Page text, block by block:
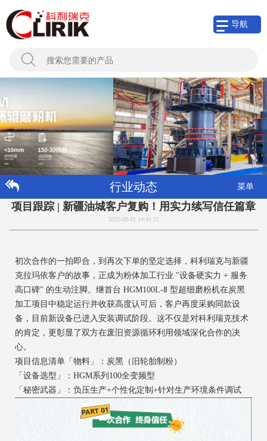
导航
行业动态 菜单
项目跟踪 | 新疆油城客户复购！用实力续写信任篇章
2025-08-01 14:41:21
初次合作的一拍即合，到再次下单的坚定选择，科利瑞克与新疆
克拉玛依客户的故事，正成为粉体加工行业 "设备硬实力 + 服务
高口碑" 的生动注脚。继首台 HGM100L-Ⅱ 型超细磨粉机在炭黑
加工项目中稳定运行并收获高度认可后，客户再度采购同款设
备，目前新设备已进入安装调试阶段。这不仅是对科利瑞克技术
的肯定，更彰显了双方在废旧资源循环利用领域深化合作的决
心。
项目信息清单「物料」：炭黑（旧轮胎制粉）
「设备选型」：HGM系列100全变频型
「秘密武器」：负压生产+个性化定制+针对生产环境条件调试